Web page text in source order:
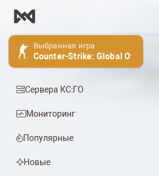
Выбранная игра
Counter-Strike: Global Offensive
Сервера КС:ГО
Мониторинг
Популярные
Новые